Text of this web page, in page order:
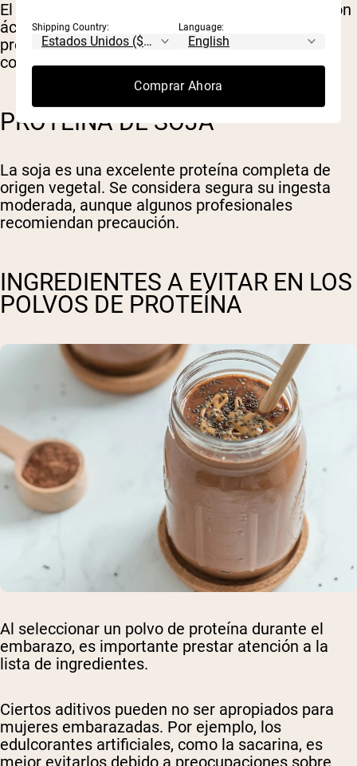
El cáñamo proporciona proteína vegetal junto con
ácidos grasos omega-3. Asegúrese de que los
productos sean analizados para evitar
contaminación con trazas de THC.
PROTEÍNA DE SOJA
La soja es una excelente proteína completa de
origen vegetal. Se considera segura su ingesta
moderada, aunque algunos profesionales
recomiendan precaución.
INGREDIENTES A EVITAR EN LOS
POLVOS DE PROTEÍNA
Al seleccionar un polvo de proteína durante el
embarazo, es importante prestar atención a la
lista de ingredientes.
Ciertos aditivos pueden no ser apropiados para
mujeres embarazadas. Por ejemplo, los
edulcorantes artificiales, como la sacarina, es
mejor evitarlos debido a preocupaciones sobre
Shipping Country: Language:
Comprar Ahora